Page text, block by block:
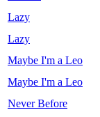
Lazy
Lazy
Maybe I'm a Leo
Maybe I'm a Leo
Never Before